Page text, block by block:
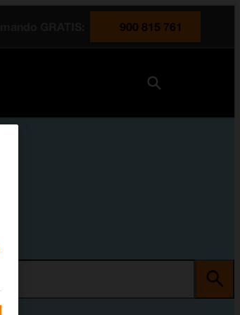
900 815 761